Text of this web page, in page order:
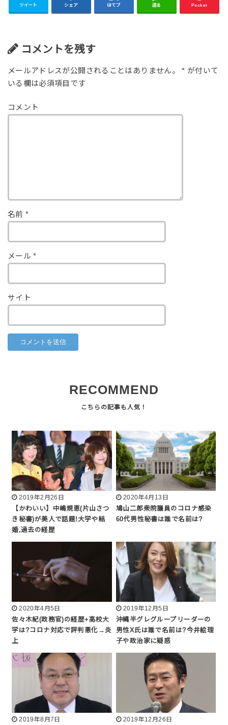
ツイート シェア はてブ 送る Pocket
コメントを残す
メールアドレスが公開されることはありません。 * が付いて
いる欄は必須項目です
コメント
名前 *
メール*
サイト
RECOMMEND
2019年2月26日
【かわいい】中嶋規恵(片山さつ
き秘書)が美人で話題!大学や結
婚,過去の経歴
2020年4月13日
鳩山二郎衆院議員のコロナ感染
60代男性秘書は誰で名前は?
2020年4月5日
佐々木紀(政務官)の経歴+高校大
学は?コロナ対応で評判悪化→炎
上
2019年12月5日
沖縄半グレグループリーダーの
男性X氏は誰で名前は?今井絵理
子や政治家に疑惑
2019年8月7日 2019年12月26日